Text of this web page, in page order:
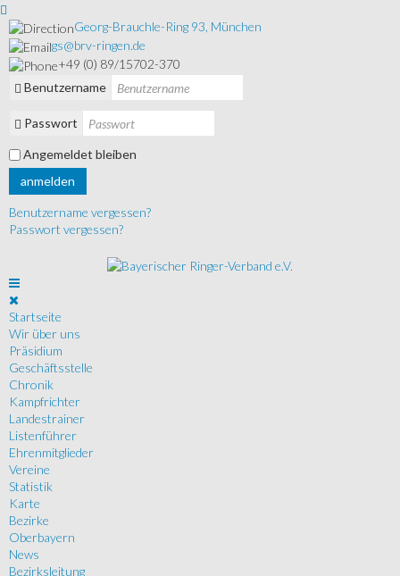
Georg-Brauchle-Ring 93, München
gs@brv-ringen.de
+49 (0) 89/15702-370
Benutzername
Passwort
Angemeldet bleiben
anmelden
Benutzername vergessen?
Passwort vergessen?
Startseite
Wir über uns
Präsidium
Geschäftsstelle
Chronik
Kampfrichter
Landestrainer
Listenführer
Ehrenmitglieder
Vereine
Statistik
Karte
Bezirke
Oberbayern
News
Bezirksleitung